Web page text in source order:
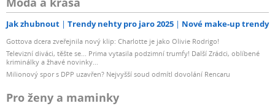
Jak zhubnout Trendy nehty pro jaro 2025 Nové make-up trendy
Gottova dcera zveřejnila nový klip: Charlotte je jako Olivie Rodrigo!
Televizní diváci, těšte se... Prima vytasila podzimní trumfy! Další Zrádci, oblíbené
kriminálky a žhavé novinky...
Milionový spor s DPP uzavřen? Nejvyšší soud odmítl dovolání Rencaru
Pro ženy a maminky